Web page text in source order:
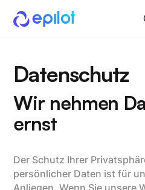
Datenschutz
Wir nehmen
ernst
Der Schutz Ihrer
persönlicher Daten ist für
Anliegen. Wenn Sie unsere